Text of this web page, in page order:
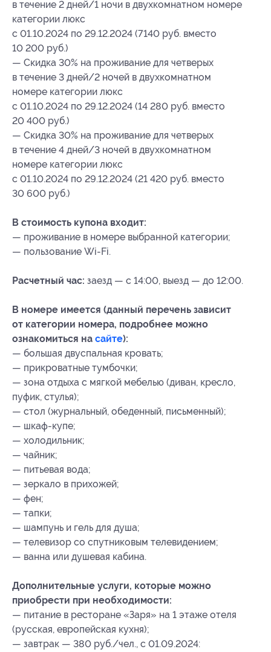
в течение 2 дней/1 ночи в двухкомнатном номере
категории люкс
с 01.10.2024 по 29.12.2024 (7140 руб. вместо
10 200 руб.)
— Скидка 30% на проживание для четверых
в течение 3 дней/2 ночей в двухкомнатном
номере категории люкс
с 01.10.2024 по 29.12.2024 (14 280 руб. вместо
20 400 руб.)
— Скидка 30% на проживание для четверых
в течение 4 дней/3 ночей в двухкомнатном
номере категории люкс
с 01.10.2024 по 29.12.2024 (21 420 руб. вместо
30 600 руб.)
В стоимость купона входит:
— проживание в номере выбранной категории;
— пользование Wi-Fi.
Расчетный час: заезд — с 14:00, выезд — до 12:00.
В номере имеется (данный перечень зависит
от категории номера, подробнее можно
ознакомиться на сайте):
— большая двуспальная кровать;
— прикроватные тумбочки;
— зона отдыха с мягкой мебелью (диван, кресло,
пуфик, стулья);
— стол (журнальный, обеденный, письменный);
— шкаф-купе;
— холодильник;
— чайник;
— питьевая вода;
— зеркало в прихожей;
— фен;
— тапки;
— шампунь и гель для душа;
— телевизор со спутниковым телевидением;
— ванна или душевая кабина.
Дополнительные услуги, которые можно
приобрести при необходимости:
— питание в ресторане «Заря» на 1 этаже отеля
(русская, европейская кухня);
— завтрак — 380 руб./чел., с 01.09.2024: